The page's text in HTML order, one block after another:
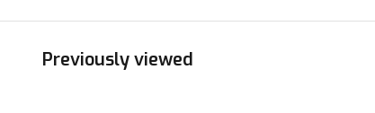
Previously viewed